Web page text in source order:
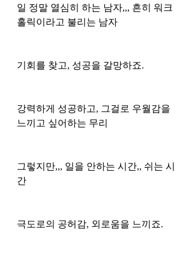
일 정말 열심히 하는 남자,,, 흔히 워크
홀릭이라고 불리는 남자
기회를 찾고, 성공을 갈망하죠.
강력하게 성공하고, 그걸로 우월감을
느끼고 싶어하는 무리
그렇지만,,, 일을 안하는 시간,, 쉬는 시
간
극도로의 공허감, 외로움을 느끼죠.